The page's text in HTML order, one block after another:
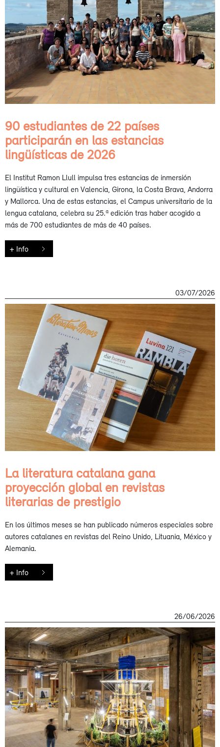
90 estudiantes de 22 países
participarán en las estancias
lingüísticas de 2026
El Institut Ramon Llull impulsa tres estancias de inmersión
lingüística y cultural en Valencia, Girona, la Costa Brava, Andorra
y Mallorca. Una de estas estancias, el Campus universitario de la
lengua catalana, celebra su 25.ª edición tras haber acogido a
más de 700 estudiantes de más de 40 países.
+ Info
03/07/2026
La literatura catalana gana
proyección global en revistas
literarias de prestigio
En los últimos meses se han publicado números especiales sobre
autores catalanes en revistas del Reino Unido, Lituania, México y
Alemania.
+ Info
26/06/2026